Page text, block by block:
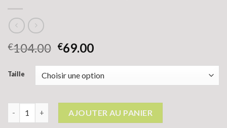
€104.00 €69.00
Taille
AJOUTER AU PANIER